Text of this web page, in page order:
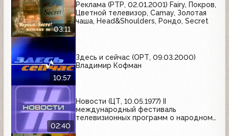
03:11
Реклама (РТР, 02.01.2001) Fairy, Покров,
Цветной телевизор, Camay, Золотая
чаша, Head&Shoulders, Рондо, Secret
10:57
Здесь и сейчас (ОРТ, 09.03.2000)
Владимир Кофман
02:40
Новости (ЦТ, 10.05.1977) II
международный фестиваль
телевизионных программ о народном